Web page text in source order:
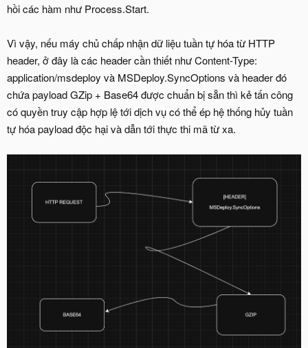
hồi các hàm như Process.Start.
Vì vậy, nếu máy chủ chấp nhận dữ liệu tuần tự hóa từ HTTP
header, ở đây là các header cần thiết như Content-Type:
application/msdeploy và MSDeploy.SyncOptions và header đó
chứa payload GZip + Base64 được chuẩn bị sẵn thì kẻ tấn công
có quyền truy cập hợp lệ tới dịch vụ có thể ép hệ thống hủy tuần
tự hóa payload độc hại và dẫn tới thực thi mã từ xa.